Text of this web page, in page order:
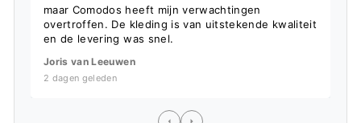
maar Comodos heeft mijn verwachtingen
overtroffen. De kleding is van uitstekende kwaliteit
en de levering was snel.
Joris van Leeuwen
2 dagen geleden